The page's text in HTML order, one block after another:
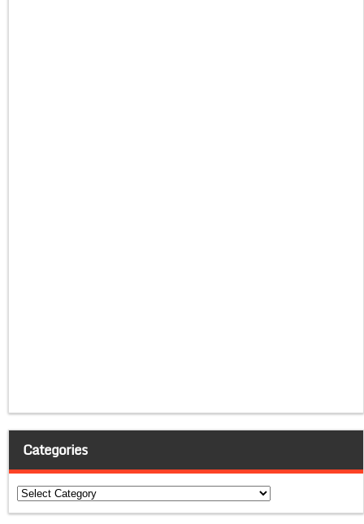
Categories
Categories